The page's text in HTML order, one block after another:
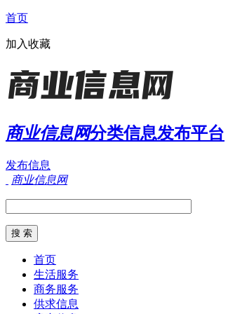
首页
加入收藏
商业信息网分类信息发布平台
发布信息
商业信息网
首页
生活服务
商务服务
供求信息